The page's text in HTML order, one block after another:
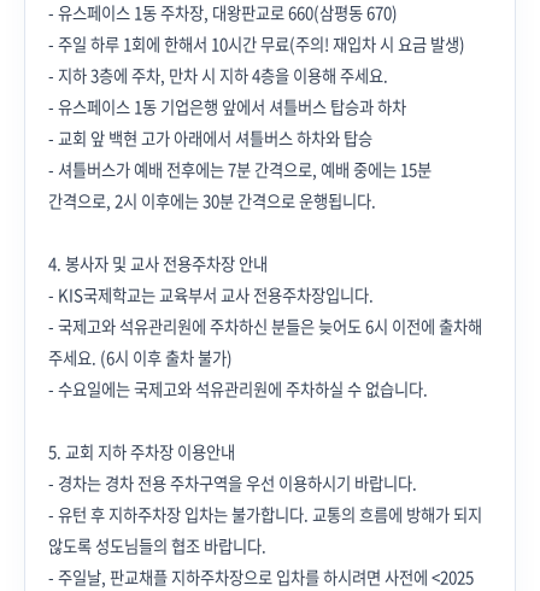
- 유스페이스 1동 주차장, 대왕판교로 660(삼평동 670)
- 주일 하루 1회에 한해서 10시간 무료(주의! 재입차 시 요금 발생)
- 지하 3층에 주차, 만차 시 지하 4층을 이용해 주세요.
- 유스페이스 1동 기업은행 앞에서 셔틀버스 탑승과 하차
- 교회 앞 백현 고가 아래에서 셔틀버스 하차와 탑승
- 셔틀버스가 예배 전후에는 7분 간격으로, 예배 중에는 15분
간격으로, 2시 이후에는 30분 간격으로 운행됩니다.
4. 봉사자 및 교사 전용주차장 안내
- KIS국제학교는 교육부서 교사 전용주차장입니다.
- 국제고와 석유관리원에 주차하신 분들은 늦어도 6시 이전에 출차해
주세요. (6시 이후 출차 불가)
- 수요일에는 국제고와 석유관리원에 주차하실 수 없습니다.
5. 교회 지하 주차장 이용안내
- 경차는 경차 전용 주차구역을 우선 이용하시기 바랍니다.
- 유턴 후 지하주차장 입차는 불가합니다. 교통의 흐름에 방해가 되지
않도록 성도님들의 협조 바랍니다.
- 주일날, 판교채플 지하주차장으로 입차를 하시려면 사전에 <2025